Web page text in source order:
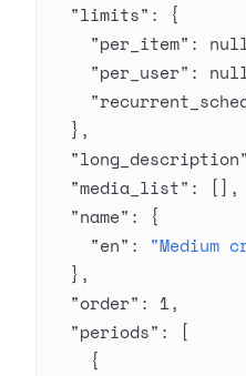
  "limits"
: {
    "per_item"
:
    "per_user"
:
  },
  "long_description"
  "media_list"
: [],
  "name"
: {
    "en"
: "Medium
  },
  "order"
: 1,
  "periods"
: [
    {